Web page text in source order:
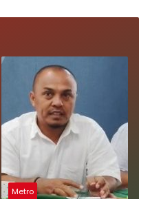
Metro